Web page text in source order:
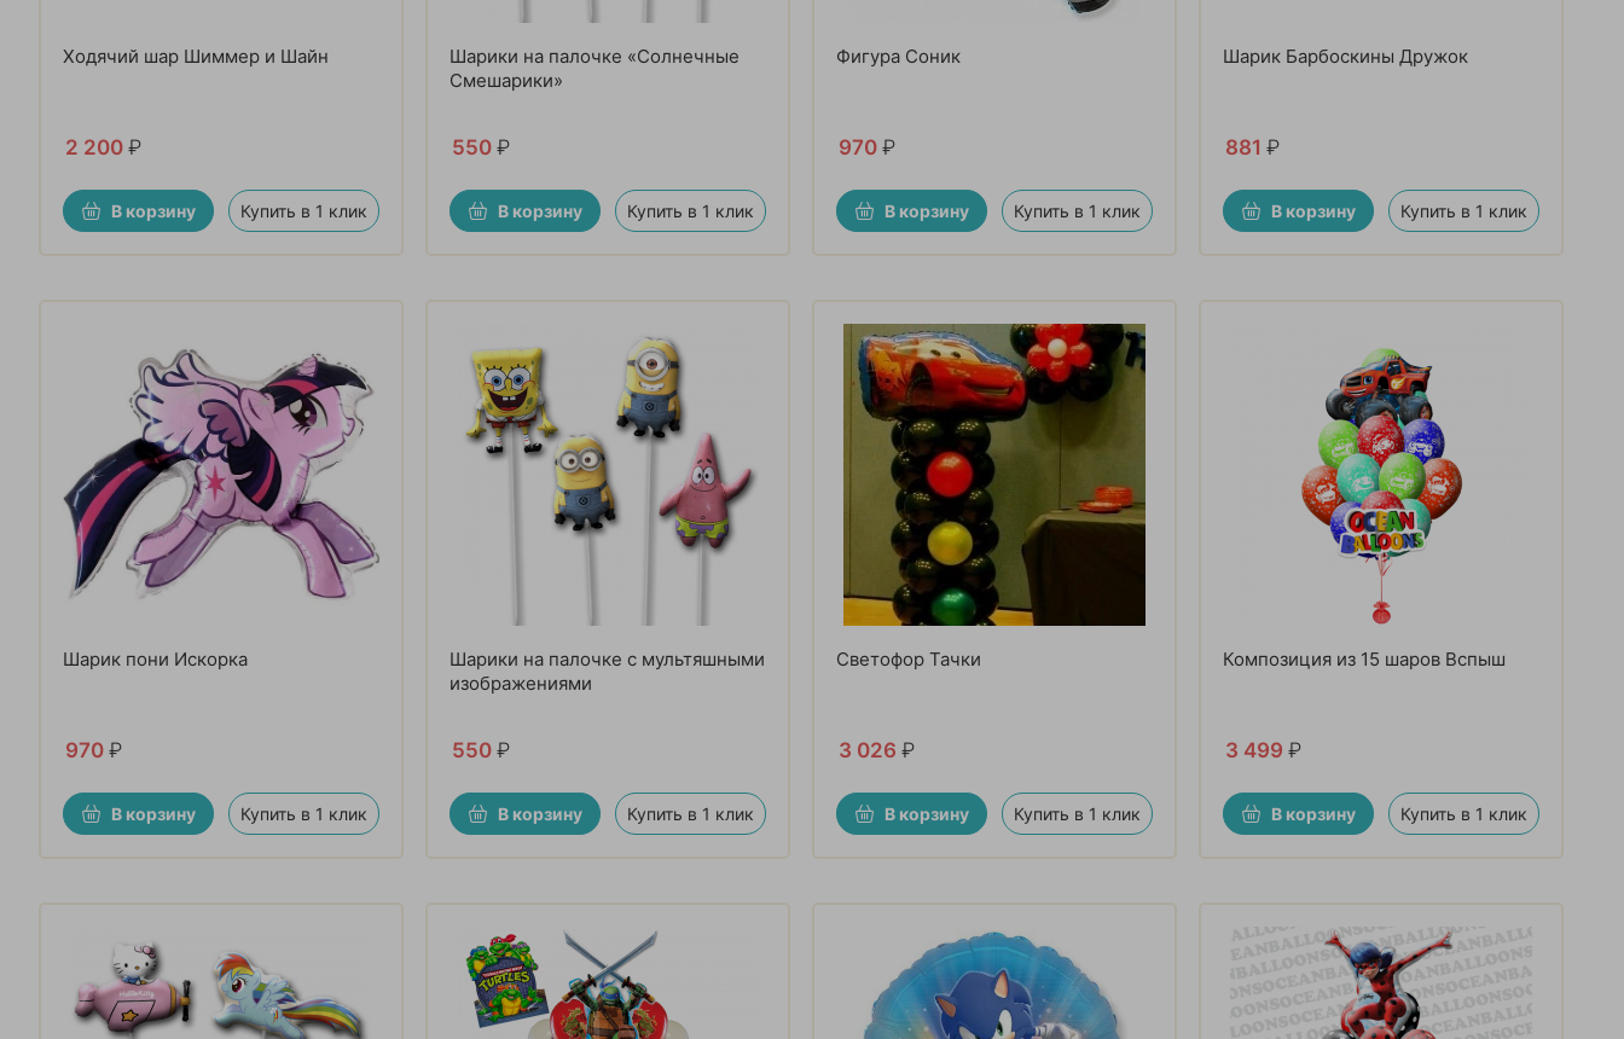
Ходячий шар Шиммер и Шайн
2 200 ₽
В корзину Купить в 1 клик
Шарики на палочке «Солнечные
Смешарики»
550 ₽
В корзину Купить в 1 клик
Фигура Соник
970 ₽
В корзину Купить в 1 клик
Шарик Барбоскины Дружок
881 ₽
В корзину Купить в 1 клик
Шарик пони Искорка
970 ₽
В корзину Купить в 1 клик
Шарики на палочке с мультяшными
изображениями
550 ₽
В корзину Купить в 1 клик
Светофор Тачки
3 026 ₽
В корзину Купить в 1 клик
Композиция из 15 шаров Вспыш
3 499 ₽
В корзину Купить в 1 клик